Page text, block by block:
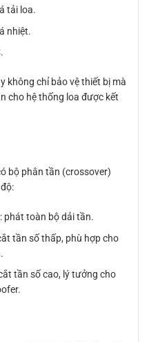
tải loa.
nhiệt.
không chỉ bảo vệ thiết bị mà
cho hệ thống loa được kết
bộ phân tần (crossover)
phát toàn bộ dải tần.
tần số thấp, phù hợp cho
tần số cao, lý tưởng cho